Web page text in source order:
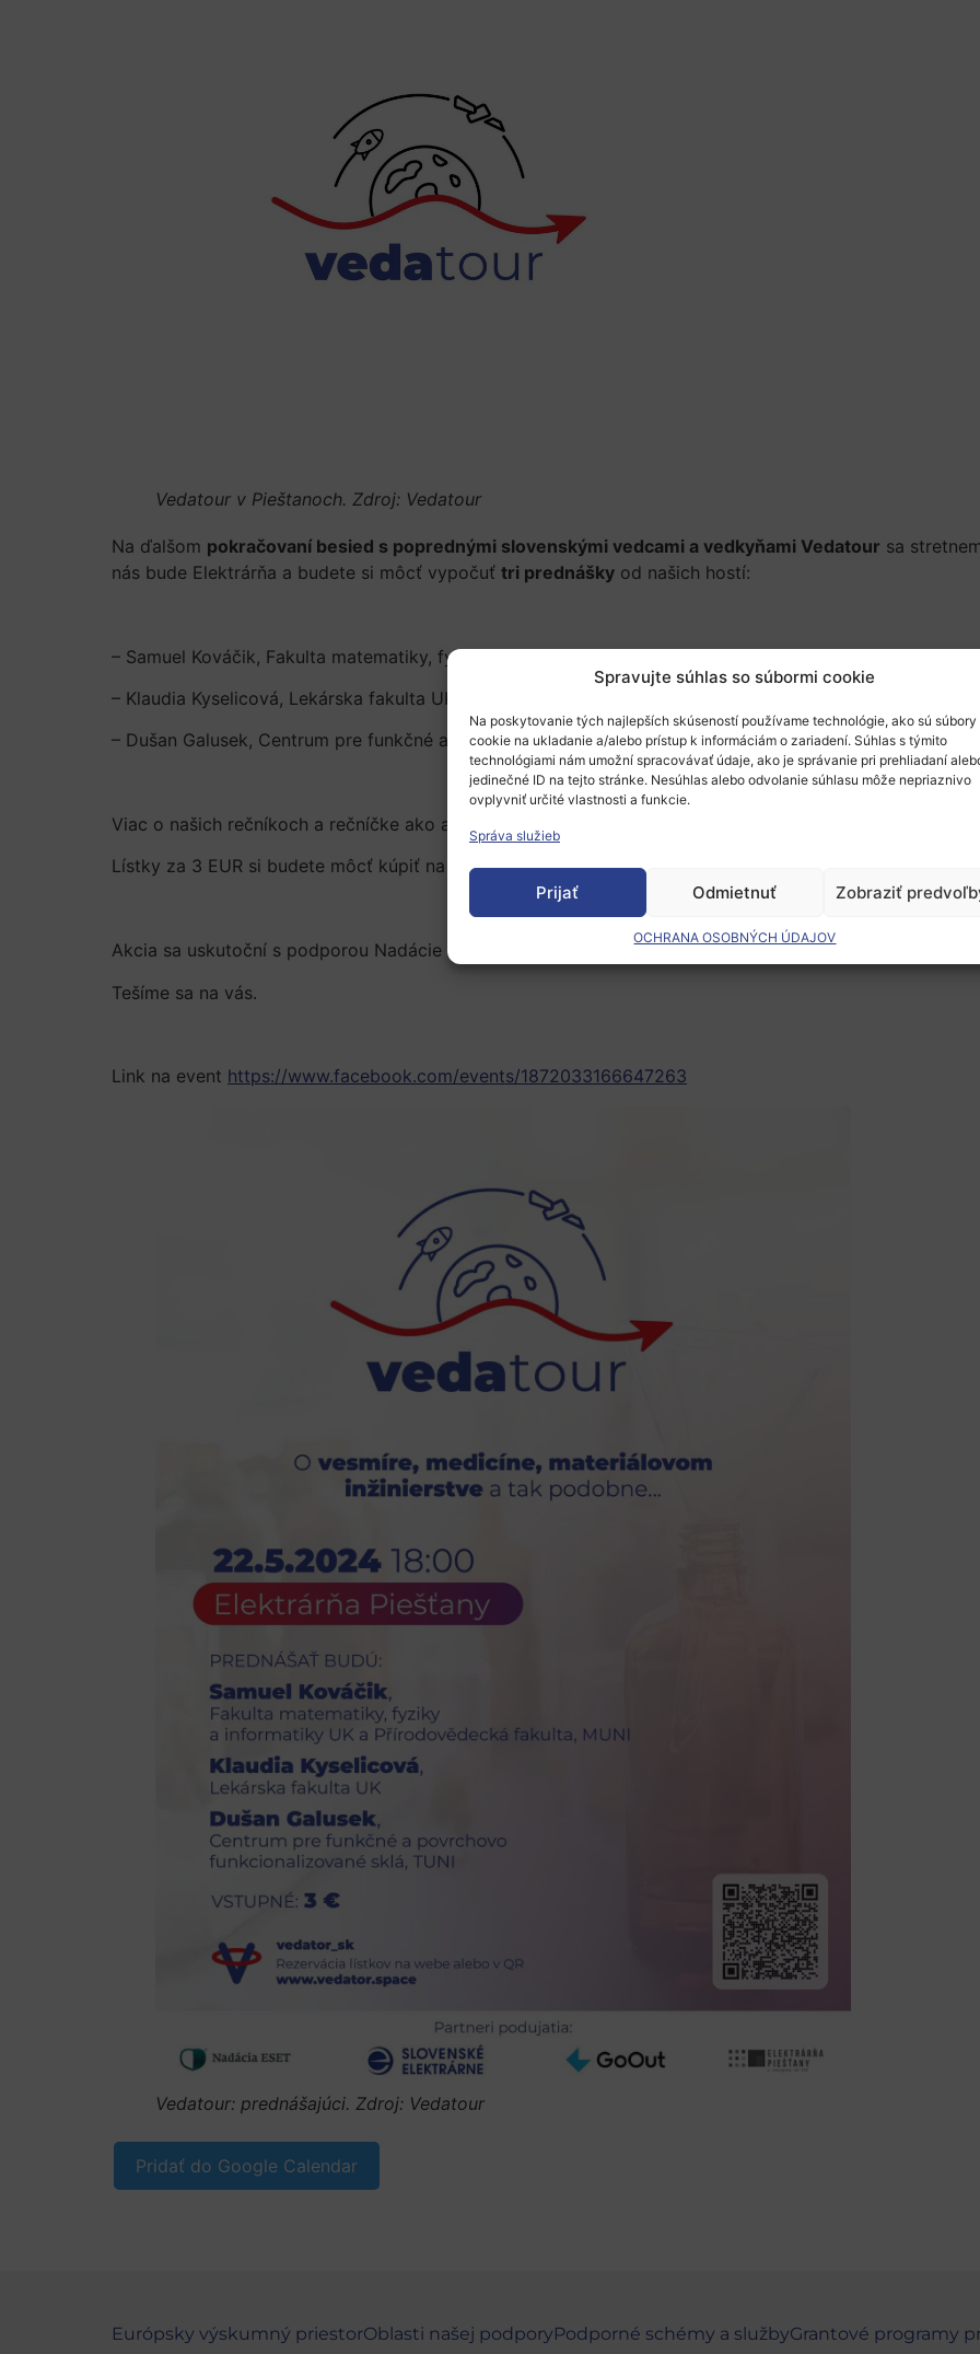
Spravujte súhlas so súbormi cookie
Na poskytovanie tých najlepších skúseností používame technológie, ako sú súbory
cookie na ukladanie a/alebo prístup k informáciám o zariadení. Súhlas s týmito
technológiami nám umožní spracovávať údaje, ako je správanie pri prehliadaní
jedinečné ID na tejto stránke. Nesúhlas alebo odvolanie súhlasu môže nepriaznivo
ovplyvniť určité vlastnosti a funkcie.
Správa služieb
Prijať Odmietnuť Zobraziť
OCHRANA OSOBNÝCH ÚDAJOV
Vedatour v Pieštanoch. Zdroj: Vedatour
Na ďalšom pokračovaní besied s poprednými slovenskými vedcami a vedkyňami Vedatour sa
nás bude Elektrárňa a budete si môcť vypočuť tri prednášky od našich hostí:
– Samuel Kováčik, Fakulta matematiky, fyziky a informatiky UK a Přírodovědecká fakulta, MUNI,
– Klaudia Kyselicová, Lekárska fakulta UK,
– Dušan Galusek, Centrum pre funkčné a povrchovo funkcionalizované sklá, TUNI.
Viac o našich rečníkoch a rečníčke ako aj o ich prednáškach vám postupne prezradíme. Tešiť sa
Lístky za 3 EUR si budete môcť kúpiť na mieste, rezervovať sa dajú dopredu na tomto linku
Akcia sa uskutoční s podporou Nadácie ESET.
Tešíme sa na vás.
Link na event https://www.facebook.com/events/1872033166647263
Vedatour: prednášajúci. Zdroj: Vedatour
Pridať do Google Calendar
Európsky výskumný priestorOblasti našej podporyPodporné schémy a službyGrantové programy